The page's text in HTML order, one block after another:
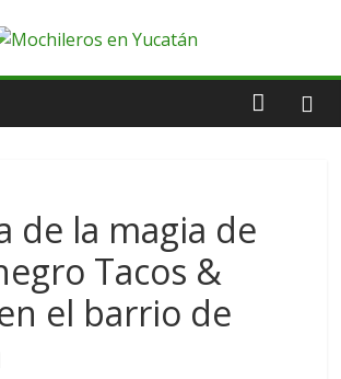
de la magia de
Tacos &
el barrio de